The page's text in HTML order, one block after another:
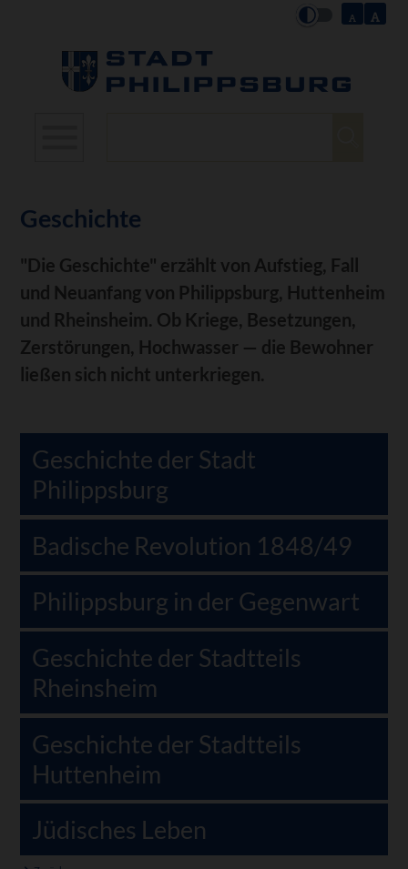
Geschichte
"Die Geschichte" erzählt von Aufstieg, Fall
und Neuanfang von Philippsburg, Huttenheim
und Rheinsheim. Ob Kriege, Besetzungen,
Zerstörungen, Hochwasser — die Bewohner
ließen sich nicht unterkriegen.
Geschichte der Stadt
Philippsburg
Badische Revolution 1848/49
Philippsburg in der Gegenwart
Geschichte der Stadtteils
Rheinsheim
Geschichte der Stadtteils
Huttenheim
Jüdisches Leben